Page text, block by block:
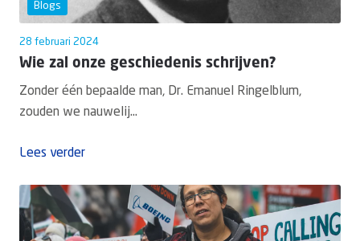
Blogs
28 februari 2024
Wie zal onze geschiedenis schrijven?
Zonder één bepaalde man, Dr. Emanuel Ringelblum,
zouden we nauwelij...
Lees verder